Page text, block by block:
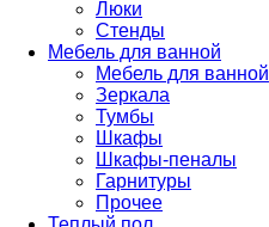
Люки
Стенды
Мебель для ванной
Мебель для ванной
Зеркала
Тумбы
Шкафы
Шкафы-пеналы
Гарнитуры
Прочее